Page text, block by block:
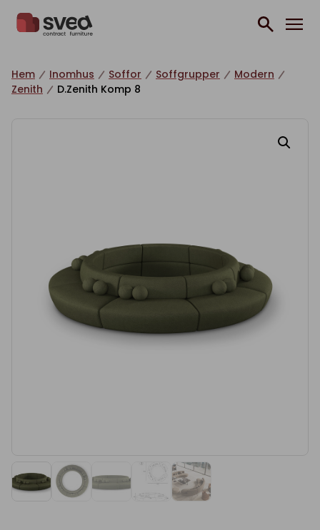
Hem Inomhus Soffor Soffgrupper
Modern
Zenith
D.Zenith Komp 8